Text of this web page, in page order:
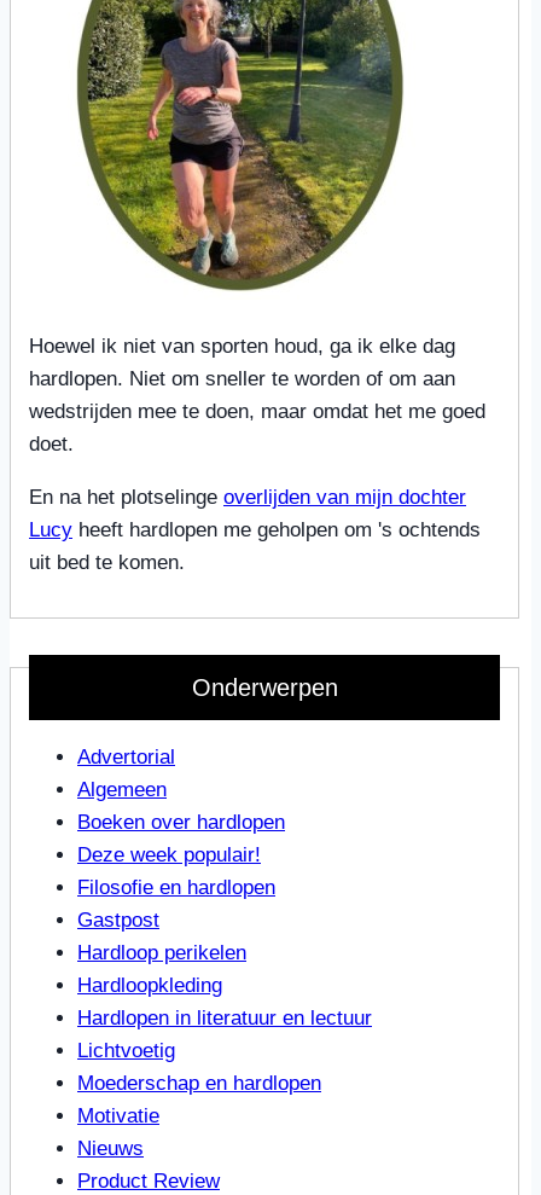
Hoewel ik niet van sporten houd, ga ik elke dag
hardlopen. Niet om sneller te worden of om aan
wedstrijden mee te doen, maar omdat het me goed
doet.
En na het plotselinge overlijden van mijn dochter
Lucy heeft hardlopen me geholpen om 's ochtends
uit bed te komen.
Onderwerpen
Advertorial
Algemeen
Boeken over hardlopen
Deze week populair!
Filosofie en hardlopen
Gastpost
Hardloop perikelen
Hardloopkleding
Hardlopen in literatuur en lectuur
Lichtvoetig
Moederschap en hardlopen
Motivatie
Nieuws
Product Review